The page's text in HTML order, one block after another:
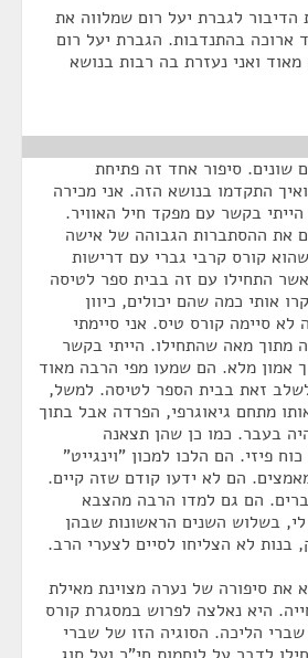
לגברת יעל רום שמלווה את
ארוכה בהתנדבות. הגברת יעל רום
ואני נעזרת בה רבות בנושא
שונים. סיפור אחד זה פתיחת
התקדמו בנושא הזה. אני מכירה
בקשר עם מפקד חיל האוויר.
את ההסתברות הגבוהה של אישה
קורס קרבי גברי עם דרישות
כאשר התחילו עם זה בבית ספר לטיסה
אותי כמה שהם יכולים, כיוון
סיימה קורס טיס. אני סיימתי
מתוך מאה שהתחילו. הייתי בקשר
אמון מלא. הם שמעו מפי הרבה מאוד
זאת בבית הספר לטיסה. למשל,
מתחם גיאוגרפי, הפרדה אבל בתוך
בעבר. כמו כן שהן תצאנה
פיזי. הם הלכו למכון "וינגייט"
הם לא ידעו קודם שזה קיים.
הם גם למדו הרבה מהצבא
בשלוש השנים הראשונות שבהן
בנות לא הצליחו לסיים לצערי הרב.
את סיפורה של נערה מצוינת מאילת
היא נאלצה לפרוש במסגרת קורס
הליכה. הסוגיה הזו של שברי